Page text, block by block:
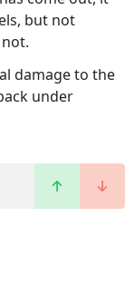
but not
damage to the
under